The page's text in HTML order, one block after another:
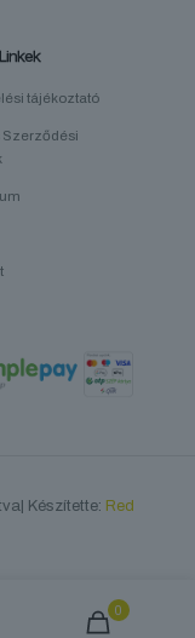
tájékoztató
Szerződési
Készítette: Red
0